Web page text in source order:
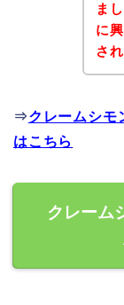
ま
に
さ
⇒クレームシモ
はこちら
クレーム